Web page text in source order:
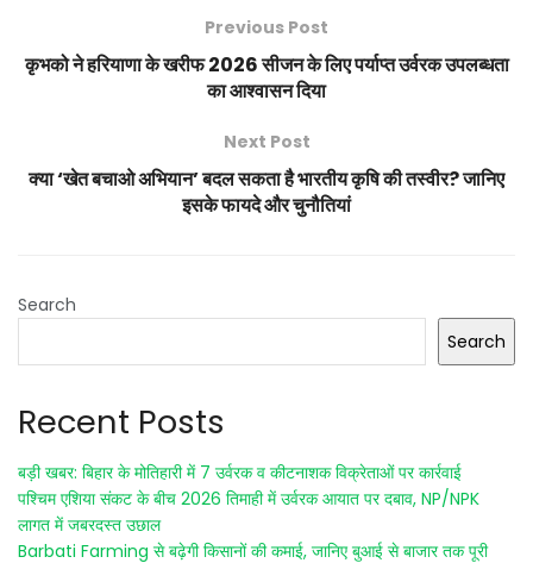
Previous Post
कृभको ने हरियाणा के खरीफ 2026 सीजन के लिए पर्याप्त उर्वरक उपलब्धता
का आश्वासन दिया
Next Post
क्या ‘खेत बचाओ अभियान’ बदल सकता है भारतीय कृषि की तस्वीर? जानिए
इसके फायदे और चुनौतियां
Search
Search
Recent Posts
बड़ी खबर: बिहार के मोतिहारी में 7 उर्वरक व कीटनाशक विक्रेताओं पर कार्रवाई
पश्चिम एशिया संकट के बीच 2026 तिमाही में उर्वरक आयात पर दबाव, NP/NPK
लागत में जबरदस्त उछाल
Barbati Farming से बढ़ेगी किसानों की कमाई, जानिए बुआई से बाजार तक पूरी